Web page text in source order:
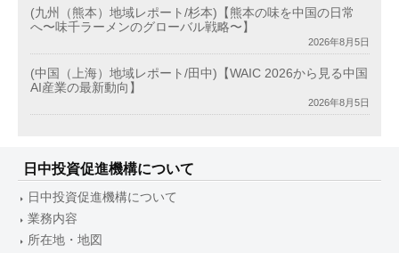
(九州（熊本）地域レポート/杉本)【熊本の味を中国の日常
へ〜味千ラーメンのグローバル戦略〜】
2026年8月5日
(中国（上海）地域レポート/田中)【WAIC 2026から見る中国
AI産業の最新動向】
2026年8月5日
日中投資促進機構について
日中投資促進機構について
業務内容
所在地・地図